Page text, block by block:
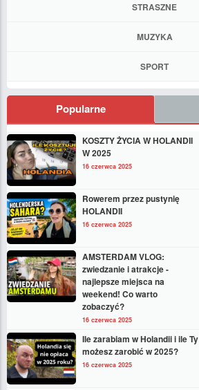
STRASZNE
MUZYKA
SPORT
Popularne
KOSZTY ŻYCIA W HOLANDII
W 2025
16 czerwca 2025
Rowerem przez pustynię
HOLANDII
16 czerwca 2025
AMSTERDAM VLOG:
zwiedzanie i atrakcje -
najlepsze miejsca na
weekend! Co warto
zobaczyć?
16 czerwca 2025
Ile zarabiam w Holandii i ile Ty
możesz zarobić w 2025?
16 czerwca 2025